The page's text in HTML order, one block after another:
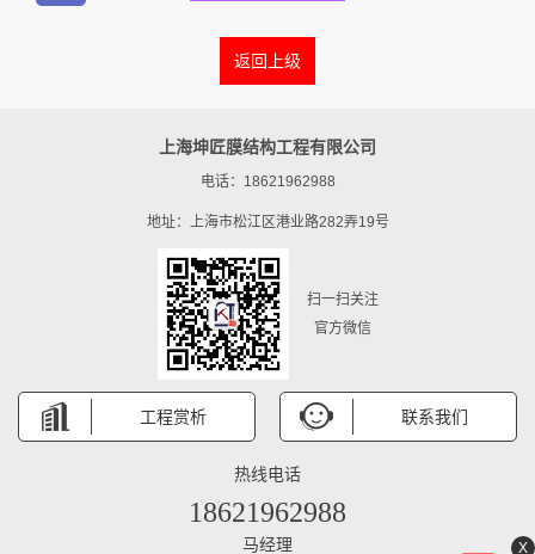
返回上级
上海坤匠膜结构工程有限公司
电话：18621962988
地址：上海市松江区港业路282弄19号
扫一扫关注
官方微信
工程赏析 联系我们
热线电话
18621962988
马经理 X